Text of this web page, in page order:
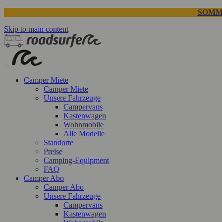
Skip to main content
Camper Miete
Camper Miete
Unsere Fahrzeuge
Campervans
Kastenwagen
Wohnmobile
Alle Modelle
Standorte
Preise
Camping-Equipment
FAQ
Camper Abo
Camper Abo
Unsere Fahrzeuge
Campervans
Kastenwagen